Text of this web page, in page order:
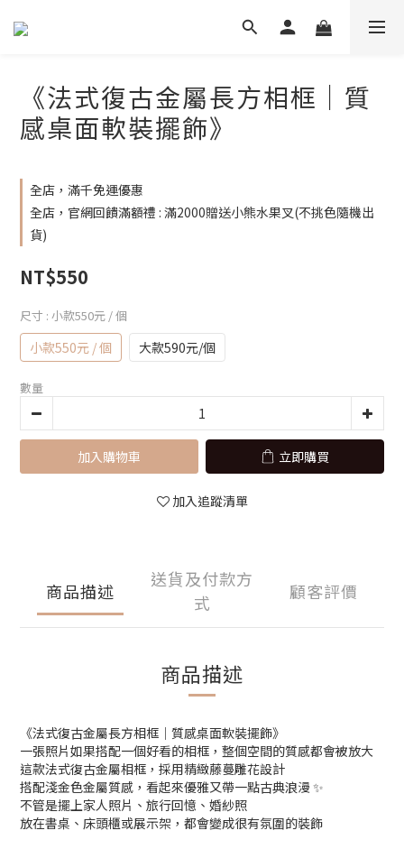
《法式復古金屬長方相框｜質
感桌面軟裝擺飾》
全店，滿千免運優惠
全店，官網回饋滿額禮 : 滿2000贈送小熊水果叉(不挑色隨機出
貨)
NT$550
尺寸 : 小款550元 / 個
小款550元 / 個 大款590元/個
數量
加入購物車 立即購買
加入追蹤清單
商品描述
送貨及付款方
式
顧客評價
商品描述
《法式復古金屬長方相框｜質感桌面軟裝擺飾》
一張照片如果搭配一個好看的相框，整個空間的質感都會被放大
這款法式復古金屬相框，採用精緻藤蔓雕花設計
搭配淺金色金屬質感，看起來優雅又帶一點古典浪漫 ✨
不管是擺上家人照片、旅行回憶、婚紗照
放在書桌、床頭櫃或展示架，都會變成很有氛圍的裝飾